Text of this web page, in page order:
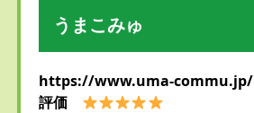
うまこみゅ
https://www.uma-commu.jp/
評価